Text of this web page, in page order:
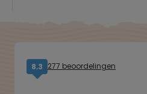
8,3 277 beoordelingen